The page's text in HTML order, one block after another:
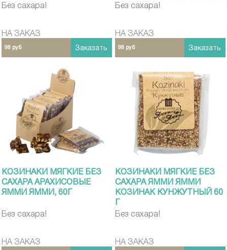
Без сахара!
НА ЗАКАЗ
98 руб Заказать
Г
Без сахара!
НА ЗАКАЗ
98 руб Заказать
КОЗИНАКИ МЯГКИЕ БЕЗ
САХАРА АРАХИСОВЫЕ
ЯММИ ЯММИ, 60Г
Без сахара!
НА ЗАКАЗ
КОЗИНАКИ МЯГКИЕ БЕЗ
САХАРА ЯММИ ЯММИ
КОЗИНАК КУНЖУТНЫЙ 60
Без сахара!
НА ЗАКАЗ